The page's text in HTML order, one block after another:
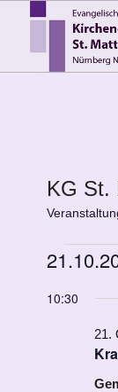
KG St.
21.
2025
wählen.
10:30
21.